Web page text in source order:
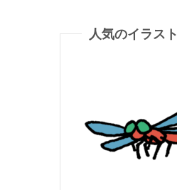
人気のイラスト